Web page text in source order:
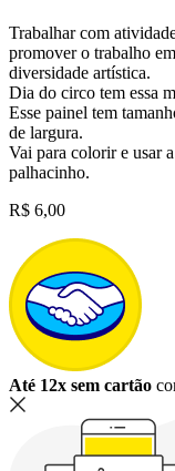
Trabalhar com
promover o trabalho
diversidade artística.
Dia do circo tem essa
Esse painel tem
de largura.
Vai para colorir e usar
palhacinho.
R$ 6,00
Até 12x sem cartão